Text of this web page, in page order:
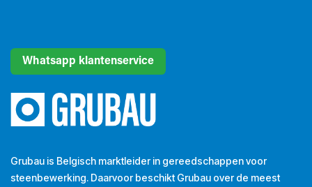
Whatsapp klantenservice
Grubau is Belgisch marktleider in gereedschappen voor
steenbewerking. Daarvoor beschikt Grubau over de meest